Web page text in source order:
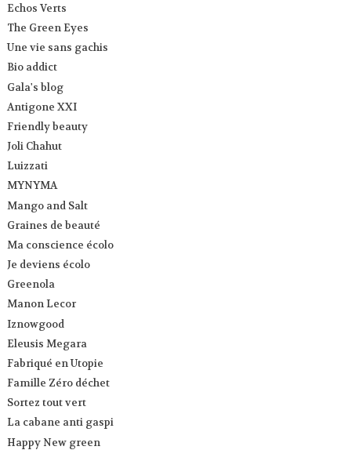
Echos Verts
The Green Eyes
Une vie sans gachis
Bio addict
Gala's blog
Antigone XXI
Friendly beauty
Joli Chahut
Luizzati
MYNYMA
Mango and Salt
Graines de beauté
Ma conscience écolo
Je deviens écolo
Greenola
Manon Lecor
Iznowgood
Eleusis Megara
Fabriqué en Utopie
Famille Zéro déchet
Sortez tout vert
La cabane anti gaspi
Happy New green